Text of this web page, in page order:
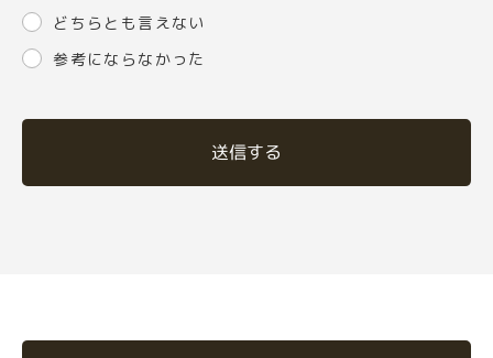
どちらとも言えない
参考にならなかった
送信する